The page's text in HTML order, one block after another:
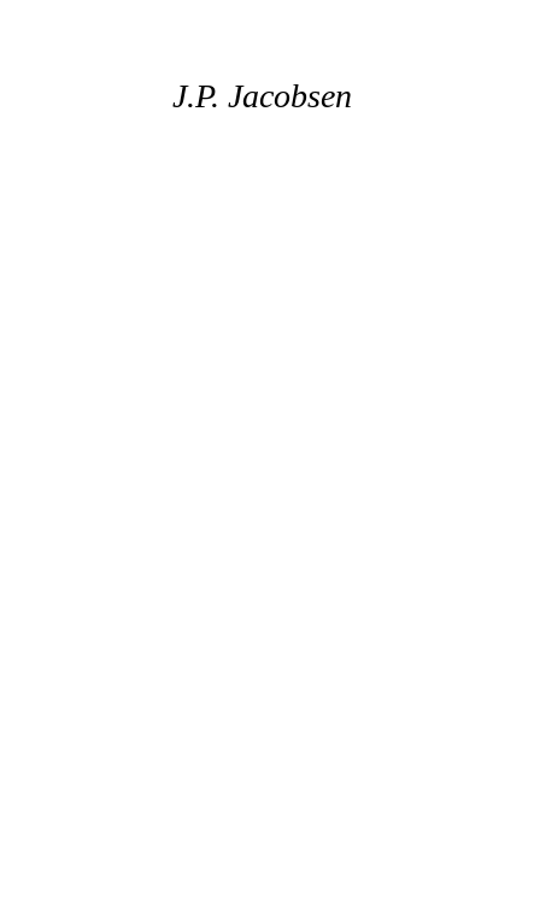
J.P. Jacobsen